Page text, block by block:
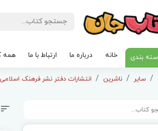
بندی خانه درباره ما ارتباط با ما همه
سایر ناشرین انتشارات دفتر نشر فرهنک اسلامی